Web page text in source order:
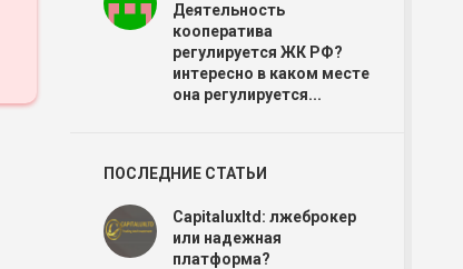
Деятельность
кооператива
регулируется ЖК РФ?
интересно в каком месте
она регулируется...
ПОСЛЕДНИЕ СТАТЬИ
Capitaluxltd: лжеброкер
или надежная
платформа?